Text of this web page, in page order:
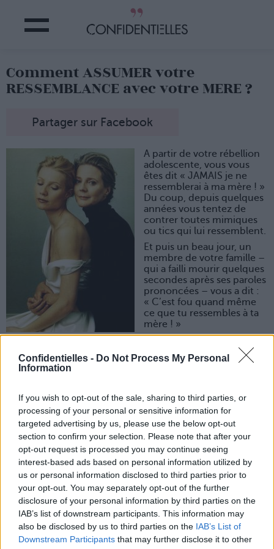
Confidentielles - Do Not Process My Personal
Information
If you wish to opt-out of the sale, sharing to third parties, or
processing of your personal or sensitive information for
targeted advertising by us, please use the below opt-out
section to confirm your selection. Please note that after your
opt-out request is processed you may continue seeing
interest-based ads based on personal information utilized by
us or personal information disclosed to third parties prior to
your opt-out. You may separately opt-out of the further
disclosure of your personal information by third parties on the
IAB’s list of downstream participants. This information may
also be disclosed by us to third parties on the IAB’s List of
Downstream Participants that may further disclose it to other
Comment ASSUMER votre
RESSEMBLANCE avec votre MERE ?
Partager sur Facebook
A partir de votre rébellion
adolescente, vous vous
êtes dit « JAMAIS je ne
ressemblerai à ma mère ! »
Du coup, depuis quelques
années vous tentez de
contrer toutes mimiques
ou tics qui lui ressemblent.
Et puis un beau jour, un
membre de votre famille –
qui a failli mourir quelques
secondes après ses paroles
prononcées – vous a dit :
« C’est fou quand même
ce que tu ressembles à ta
mère ! »
1. Ce n’est pas si grave
Mais relativisez un peu : si cette femme n’avait pas été
votre mère, vous auriez sans doute voulu lui ressembler
un peu ? Caractère de cochon, refus de ranger le linge
sale des mômes, crise d’énervement sur le gros tonton
macho… Finalement, elle a ses côtés cool !
2. Twistez les mauvais côtés
Pourquoi vous avez souhaité ne pas lui ressembler ?
Parce qu’elle avait cette fâcheuse manie de faire suer
toute la famille avec ses « Arrête de faire du bruit en
mangeant ! » et autre « Mais c’est fou ce que tu es
lente ! » Il suffit de ne pas reproduire ce qui vous a agacé,
ou d’admettre au moins qu’on vous dise que vous êtes
chiante : « C’est vrai pardon, je suis un peu psychorigide